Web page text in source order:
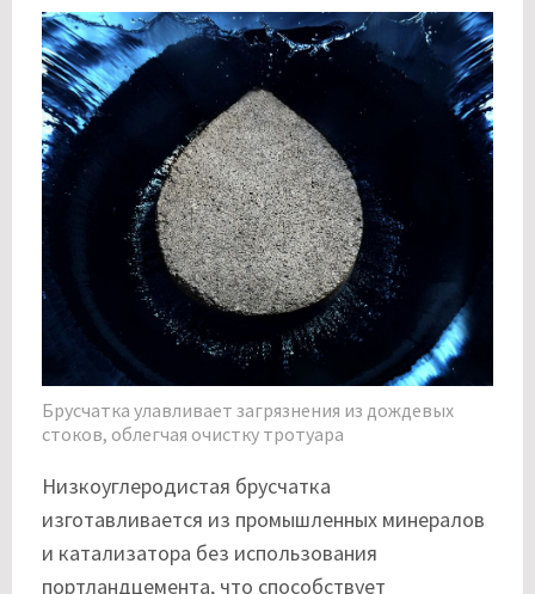
Брусчатка улавливает загрязнения из дождевых
стоков, облегчая очистку тротуара
Низкоуглеродистая брусчатка
изготавливается из промышленных минералов
и катализатора без использования
портландцемента, что способствует